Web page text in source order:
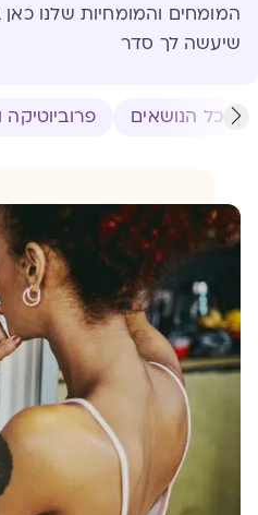
המומחים והמומחיות שלנו
שיעשה לך סדר
כל הנושאים פרוביוטיקה